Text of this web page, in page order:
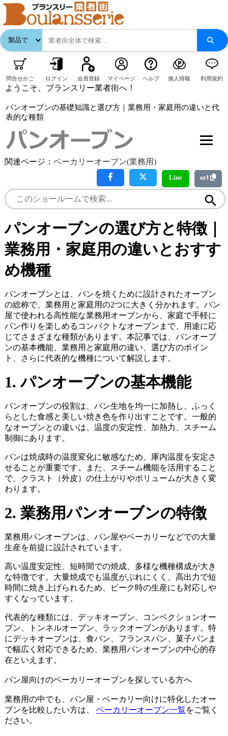
問合せかご ログイン 会員登録 マイページ ヘルプ 個人情報 利用規約
ようこそ、ブランスリー業者街へ！
パンオーブンの基礎知識と選び方｜業務用・家庭用の違いと代
表的な種類
関連ページ： ベーカリーオーブン(業務用)
Line url
パンオーブンの選び方と特徴｜
業務用・家庭用の違いとおすす
め機種
パンオーブンとは、パンを焼くために設計されたオーブン
の総称で、業務用と家庭用の2つに大きく分かれます。パン
屋で使われる高性能な業務用オーブンから、家庭で手軽に
パン作りを楽しめるコンパクトなオーブンまで、用途に応
じてさまざまな種類があります。本記事では、パンオーブ
ンの基本機能、業務用と家庭用の違い、選び方のポイン
ト、さらに代表的な機種について解説します。
1. パンオーブンの基本機能
パンオーブンの役割は、パン生地を均一に加熱し、ふっく
らとした食感と美しい焼き色を作り出すことです。一般的
なオーブンとの違いは、温度の安定性、加熱力、スチーム
制御にあります。
パンは焼成時の温度変化に敏感なため、庫内温度を安定さ
せることが重要です。また、スチーム機能を活用すること
で、クラスト（外皮）の仕上がりやボリュームが大きく変
わります。
2. 業務用パンオーブンの特徴
業務用パンオーブンは、パン屋やベーカリーなどでの大量
生産を前提に設計されています。
高い温度安定性、短時間での焼成、多様な機種構成が大き
な特徴です。大量焼成でも温度がぶれにくく、高出力で短
時間に焼き上げられるため、ピーク時の生産にも対応しや
すくなっています。
代表的な種類には、デッキオーブン、コンベクションオー
ブン、トンネルオーブン、ラックオーブンがあります。特
にデッキオーブンは、食パン、フランスパン、菓子パンま
で幅広く対応できるため、業務用パンオーブンの中心的存
在といえます。
パン屋向けのベーカリーオーブンを探している方へ
業務用の中でも、パン屋・ベーカリー向けに特化したオー
ブンを比較したい方は、 ベーカリーオーブン一覧をご覧く
ださい。